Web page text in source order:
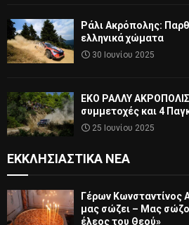
Ράλι Ακρόπολης:
ελληνικά χώματα
30 Ιουνίου 2025
ΕΚΟ ΡΑΛΛΥ
συμμετοχές και 4
25 Ιουνίου 2025
ΕΚΚΛΗΣΙΑΣΤΙΚΆ ΝΈΑ
Γέρων Κωνσταντίνος
μας σώζει – Μας
έλεος του Θεού»